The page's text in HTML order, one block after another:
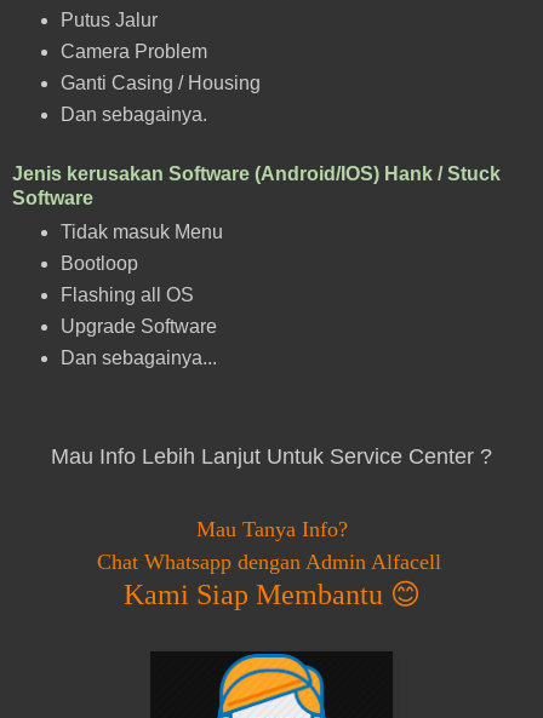
Putus Jalur
Camera Problem
Ganti Casing / Housing
Dan sebagainya.
Jenis kerusakan Software (Android/IOS) Hank / Stuck
Software
Tidak masuk Menu
Bootloop
Flashing all OS
Upgrade Software
Dan sebagainya...
Mau Info Lebih Lanjut Untuk Service Center ?
Mau Tanya Info?
Chat Whatsapp dengan Admin Alfacell
Kami Siap Membantu 😊